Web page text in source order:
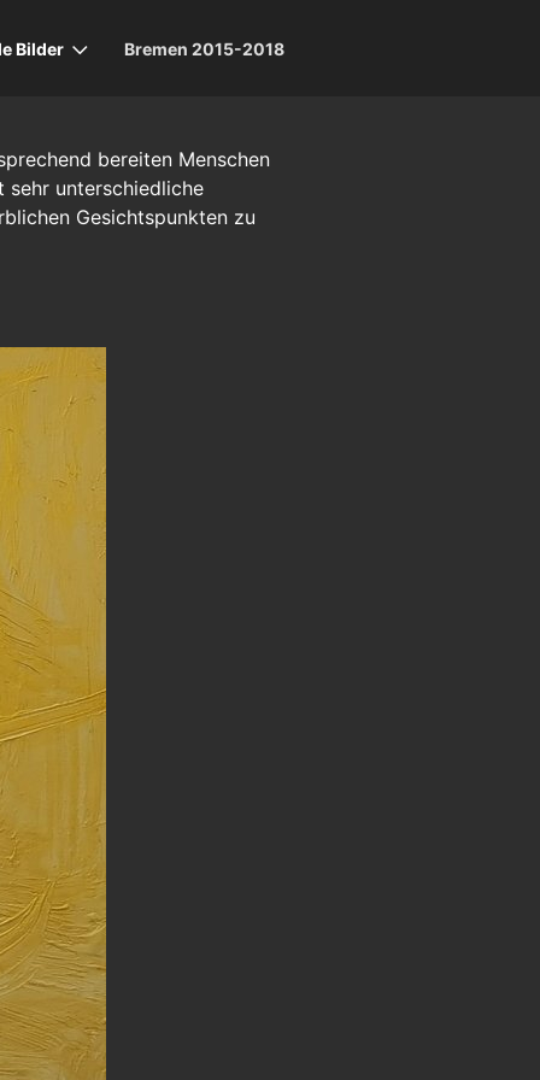
Bilder Bremen 2015-2018
bereiten Menschen
sehr unterschiedliche
Gesichtspunkten zu